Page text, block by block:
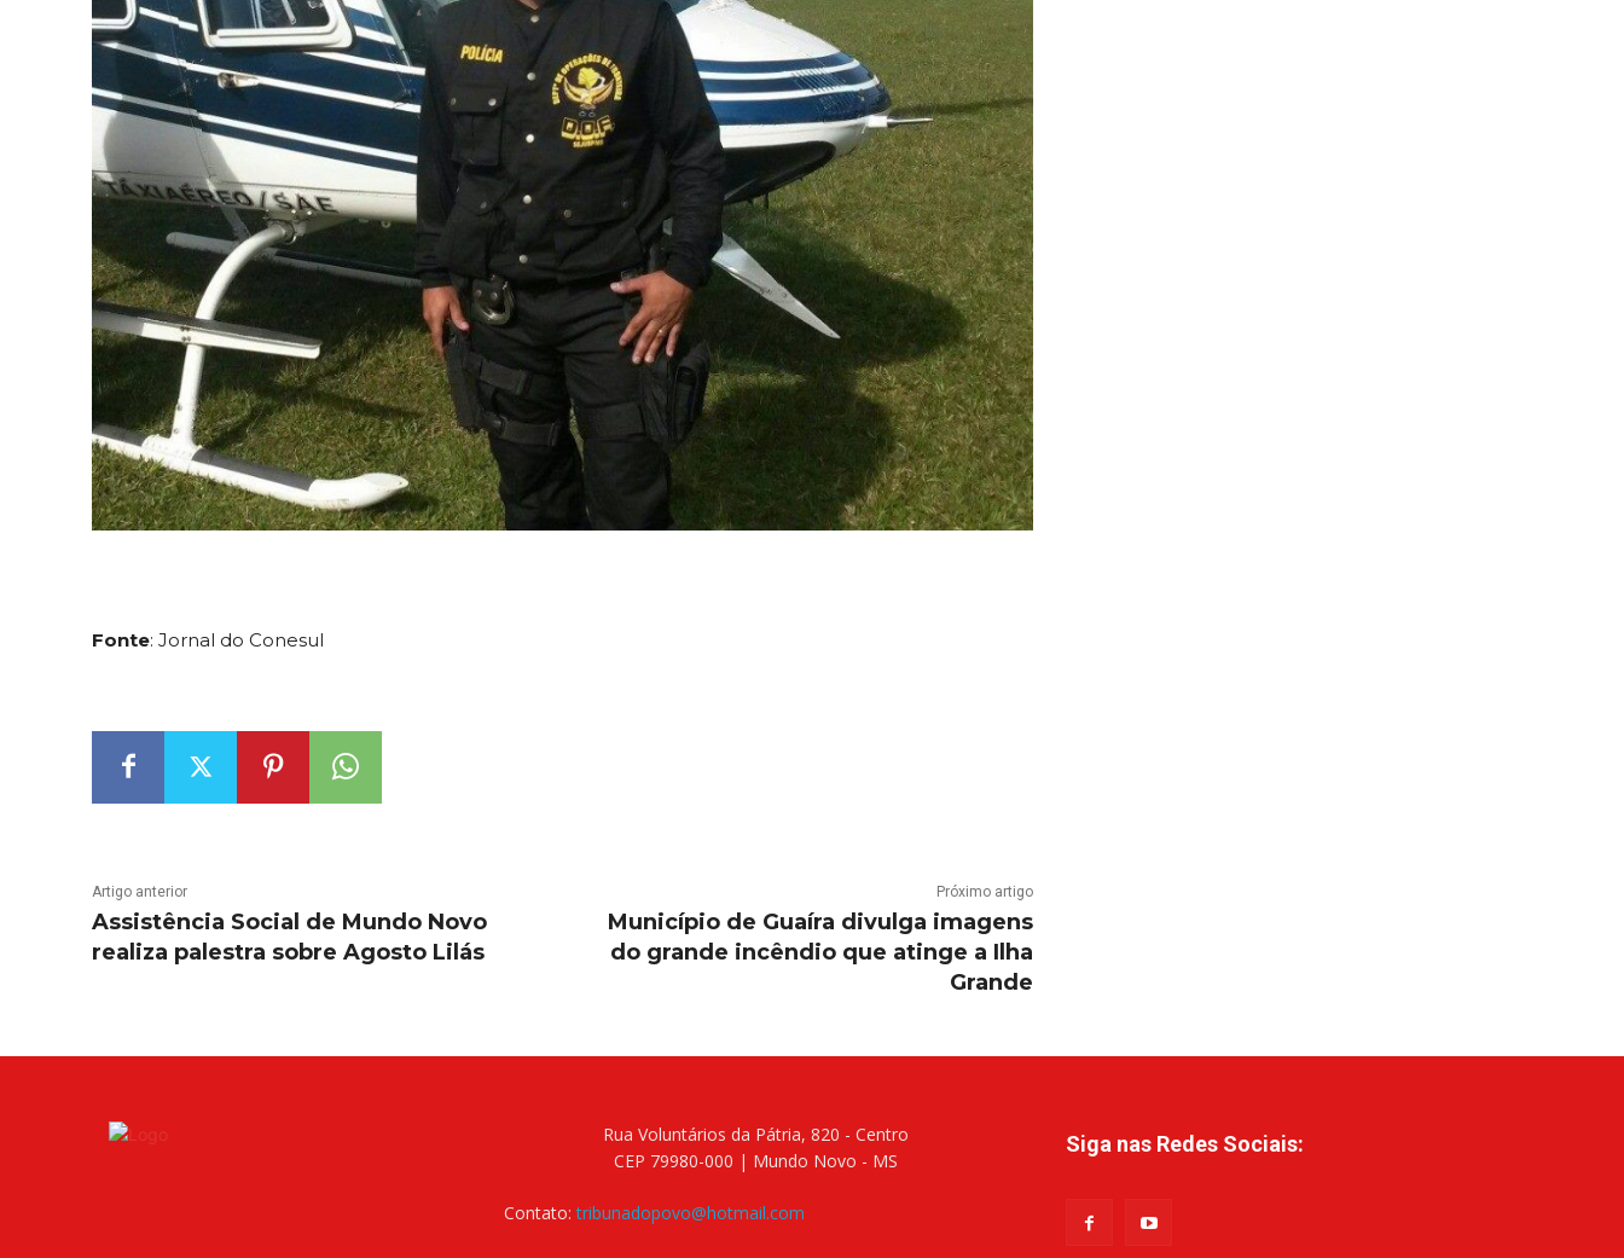
Fonte: Jornal do Conesul
Artigo anterior
Assistência Social de Mundo Novo
realiza palestra sobre Agosto Lilás
Próximo artigo
Município de Guaíra divulga imagens
do grande incêndio que atinge a Ilha
Grande
Rua Voluntários da Pátria, 820 - Centro
CEP 79980-000 | Mundo Novo - MS
Contato:tribunadopovo@hotmail.com
Siga nas Redes Sociais: